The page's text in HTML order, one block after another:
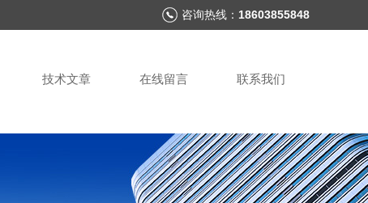
咨询热线： 18603855848
技术文章 在线留言 联系我们